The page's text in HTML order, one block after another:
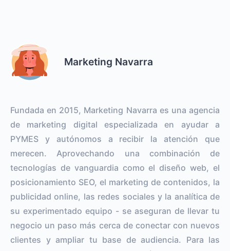
Marketing Navarra
Fundada en 2015, Marketing Navarra es una agencia
de marketing digital especializada en ayudar a
PYMES y autónomos a recibir la atención que
merecen. Aprovechando una combinación de
tecnologías de vanguardia como el diseño web, el
posicionamiento SEO, el marketing de contenidos, la
publicidad online, las redes sociales y la analítica de
su experimentado equipo - se aseguran de llevar tu
negocio un paso más cerca de conectar con nuevos
clientes y ampliar tu base de audiencia. Para las